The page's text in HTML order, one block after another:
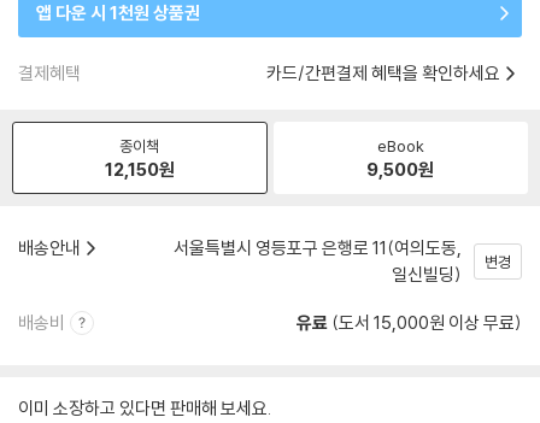
앱 다운 시 1천원 상품권
결제혜택 카드/간편결제 혜택을 확인하세요
종이책
12,150원
eBook
9,500원
배송안내
서울특별시 영등포구 은행로 11(여의도동,
일신빌딩)
변경
배송비 유료 (도서 15,000원 이상 무료)
이미 소장하고 있다면 판매해 보세요.